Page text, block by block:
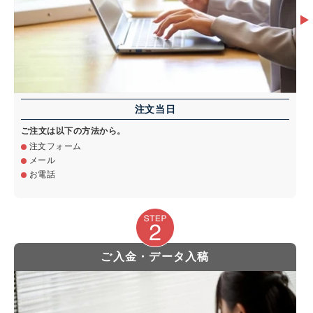
注文当日
ご注文は以下の方法から。
注文フォーム
メール
お電話
ご入金・データ入稿